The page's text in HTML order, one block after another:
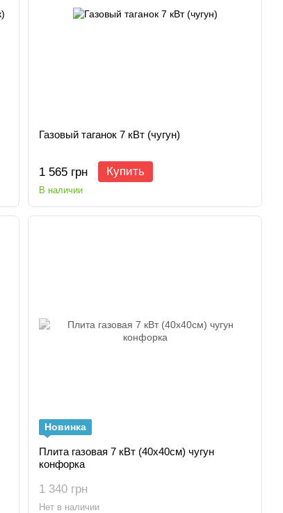
Газовый таганок 7 кВт (чугун)
1 565 грн Купить
В наличии
Новинка
Плита газовая 7 кВт (40х40см) чугун
конфорка
1 340 грн
Нет в наличии